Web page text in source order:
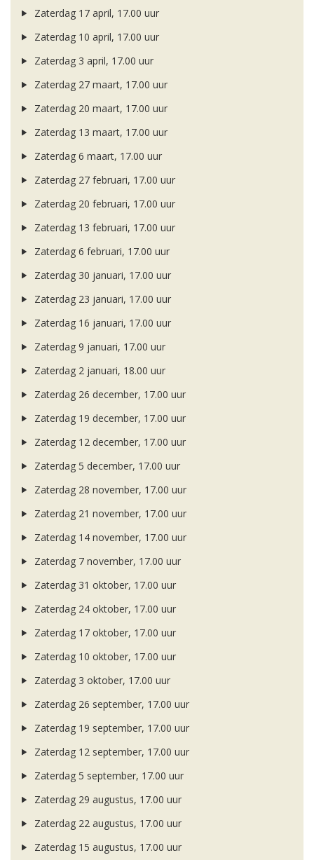
Zaterdag 17 april, 17.00 uur
Zaterdag 10 april, 17.00 uur
Zaterdag 3 april, 17.00 uur
Zaterdag 27 maart, 17.00 uur
Zaterdag 20 maart, 17.00 uur
Zaterdag 13 maart, 17.00 uur
Zaterdag 6 maart, 17.00 uur
Zaterdag 27 februari, 17.00 uur
Zaterdag 20 februari, 17.00 uur
Zaterdag 13 februari, 17.00 uur
Zaterdag 6 februari, 17.00 uur
Zaterdag 30 januari, 17.00 uur
Zaterdag 23 januari, 17.00 uur
Zaterdag 16 januari, 17.00 uur
Zaterdag 9 januari, 17.00 uur
Zaterdag 2 januari, 18.00 uur
Zaterdag 26 december, 17.00 uur
Zaterdag 19 december, 17.00 uur
Zaterdag 12 december, 17.00 uur
Zaterdag 5 december, 17.00 uur
Zaterdag 28 november, 17.00 uur
Zaterdag 21 november, 17.00 uur
Zaterdag 14 november, 17.00 uur
Zaterdag 7 november, 17.00 uur
Zaterdag 31 oktober, 17.00 uur
Zaterdag 24 oktober, 17.00 uur
Zaterdag 17 oktober, 17.00 uur
Zaterdag 10 oktober, 17.00 uur
Zaterdag 3 oktober, 17.00 uur
Zaterdag 26 september, 17.00 uur
Zaterdag 19 september, 17.00 uur
Zaterdag 12 september, 17.00 uur
Zaterdag 5 september, 17.00 uur
Zaterdag 29 augustus, 17.00 uur
Zaterdag 22 augustus, 17.00 uur
Zaterdag 15 augustus, 17.00 uur